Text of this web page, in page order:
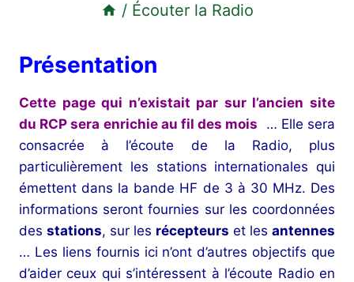
/ Écouter la Radio
Présentation
Cette page qui n’existait par sur l’ancien site
du RCP sera enrichie au fil des mois
… Elle sera
consacrée à l’écoute de la Radio, plus
particulièrement les stations internationales qui
émettent dans la bande HF de 3 à 30 MHz. Des
informations seront fournies sur les coordonnées
des stations, sur les récepteurs et les antennes
… Les liens fournis ici n’ont d’autres objectifs que
d’aider ceux qui s’intéressent à l’écoute Radio en